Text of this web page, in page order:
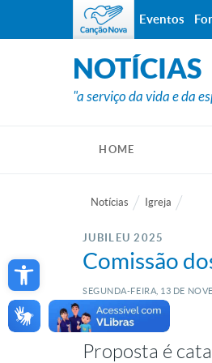
Open toolbar
NOTÍCIAS
"a serviço da vida e da
HOME
Notícias Igreja
JUBILEU 2025
Comissão
SEGUNDA-FEIRA, 13 DE
Proposta é
Eventos